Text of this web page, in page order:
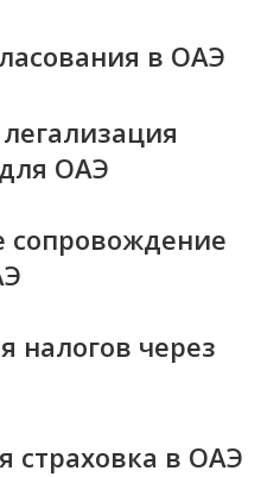
в ОАЭ
ОАЭ
сопровождение
налогов через
страховка в ОАЭ